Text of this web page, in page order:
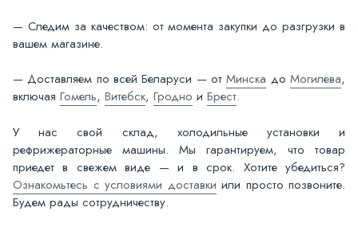
— Следим за качеством: от момента закупки до разгрузки в
вашем магазине.
— Доставляем по всей Беларуси — отМинска доМогилёва,
включая Гомель, Витебск, Гродно и Брест.
У нас свой склад, холодильные установки и
рефрижераторные машины. Мы гарантируем, что товар
приедет в свежем виде — и в срок. Хотите убедиться?
Ознакомьтесь с условиями доставки или просто позвоните.
Будем рады сотрудничеству.